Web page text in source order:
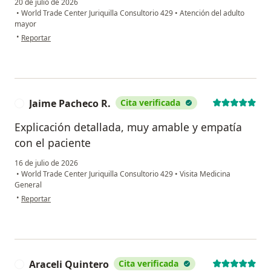
20 de julio de 2026
• World Trade Center Juriquilla Consultorio 429 • Atención del adulto
mayor
• en opinión del usuario Marisol Valencia
Reportar
Jaime Pacheco R. Cita verificada
Explicación detallada, muy amable y empatía
con el paciente
16 de julio de 2026
• World Trade Center Juriquilla Consultorio 429 • Visita Medicina
General
• en opinión del usuario Jaime Pacheco R.
Reportar
Araceli Quintero Cita verificada